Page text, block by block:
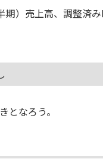
期）売上高、調整済
となろう。